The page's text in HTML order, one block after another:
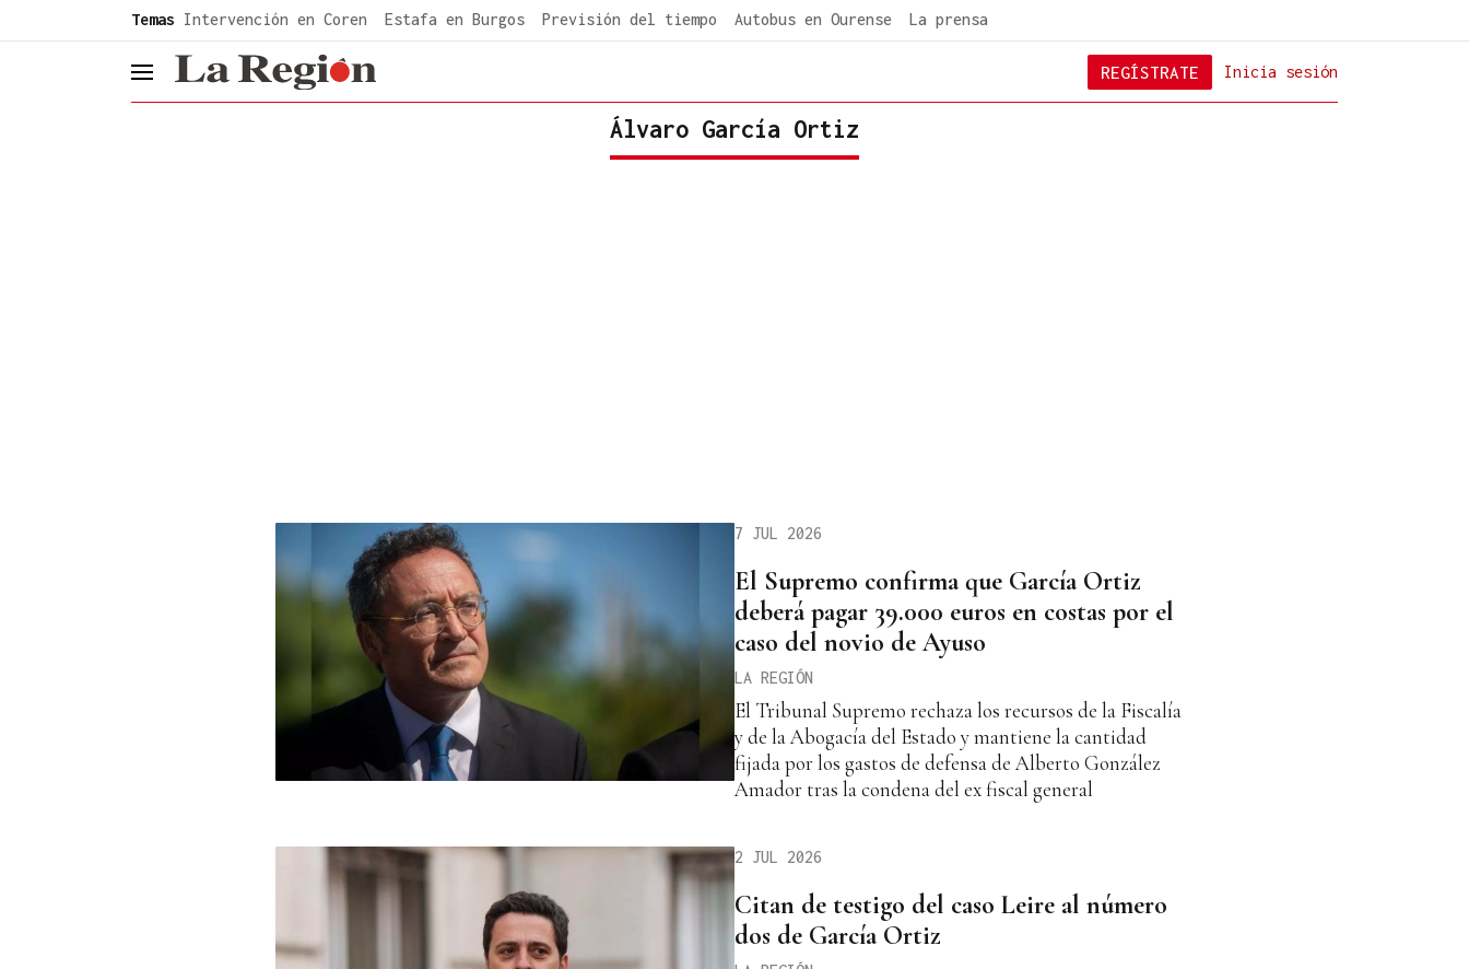
Temas Intervención en Coren Estafa en Burgos Previsión del tiempo Autobus en Ourense La prensa
header.menu.open Inicia sesión
REGÍSTRATE
Álvaro García Ortiz
7 JUL 2026
El Supremo confirma que García Ortiz
deberá pagar 39.000 euros en costas por el
caso del novio de Ayuso
LA REGIÓN
El Tribunal Supremo rechaza los recursos de la Fiscalía
y de la Abogacía del Estado y mantiene la cantidad
fijada por los gastos de defensa de Alberto González
Amador tras la condena del ex fiscal general
2 JUL 2026
Citan de testigo del caso Leire al número
dos de García Ortiz